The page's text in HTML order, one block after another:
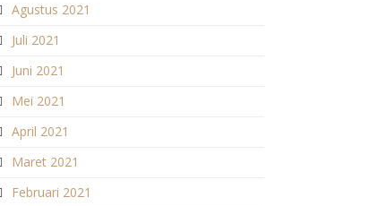
Agustus 2021
Juli 2021
Juni 2021
Mei 2021
April 2021
Maret 2021
Februari 2021